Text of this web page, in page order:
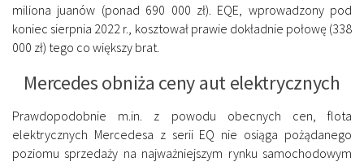
miliona juanów (ponad 690 000 zł). EQE, wprowadzony pod
koniec sierpnia 2022 r., kosztował prawie dokładnie połowę (338
000 zł) tego co większy brat.
Mercedes obniża ceny aut elektrycznych
Prawdopodobnie m.in. z powodu obecnych cen, flota
elektrycznych Mercedesa z serii EQ nie osiąga pożądanego
poziomu sprzedaży na najważniejszym rynku samochodowym